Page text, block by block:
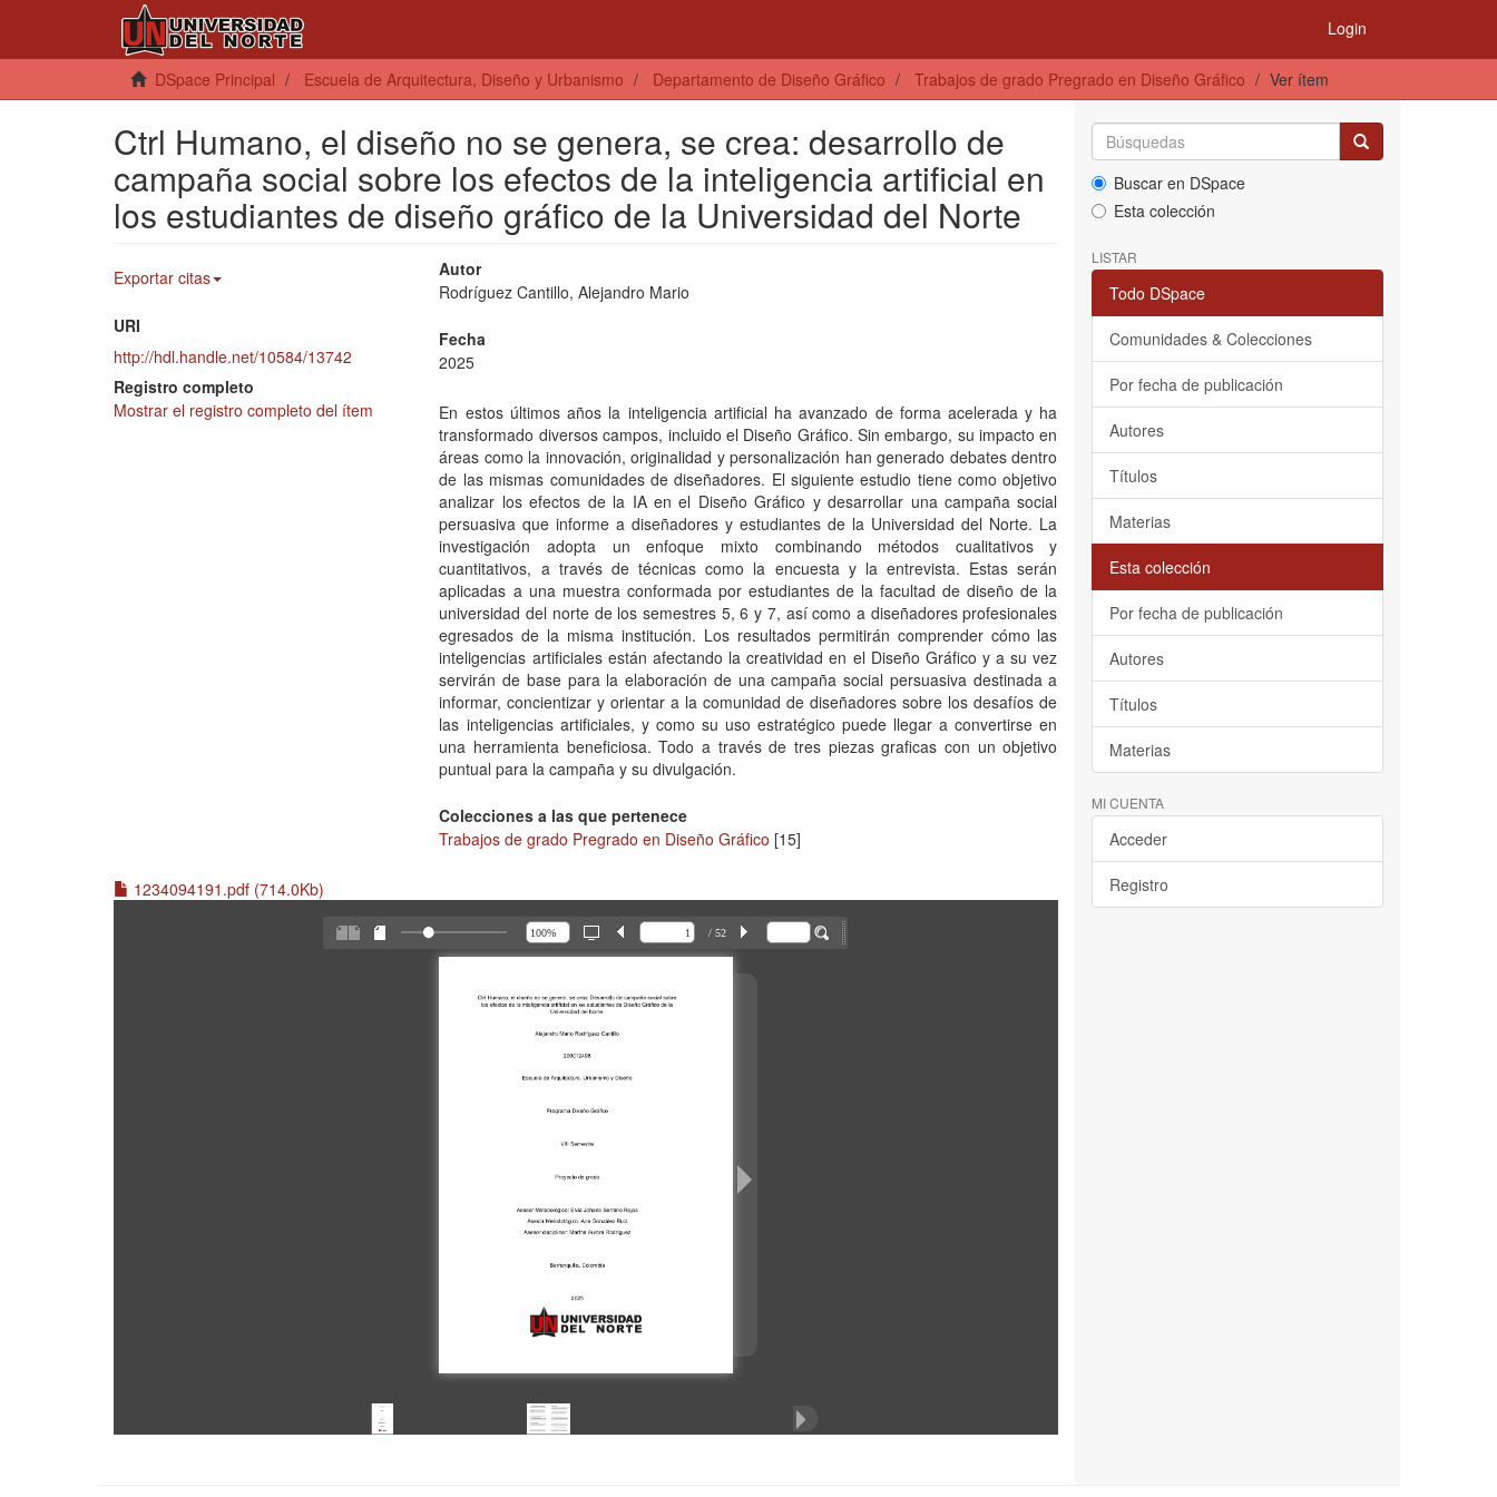
Login
DSpace Principal Escuela de Arquitectura, Diseño y Urbanismo Departamento de Diseño Gráfico Trabajos de grado Pregrado en Diseño Gráfico Ver ítem
Ctrl Humano, el diseño no se genera, se crea: desarrollo de
campaña social sobre los efectos de la inteligencia artificial en
los estudiantes de diseño gráfico de la Universidad del Norte
Exportar citas
URI
http://hdl.handle.net/10584/13742
Registro completo
Mostrar el registro completo del ítem
Autor
Rodríguez Cantillo, Alejandro Mario
Fecha
2025
En estos últimos años la inteligencia artificial ha avanzado de forma acelerada y ha
transformado diversos campos, incluido el Diseño Gráfico. Sin embargo, su impacto en
áreas como la innovación, originalidad y personalización han generado debates dentro
de las mismas comunidades de diseñadores. El siguiente estudio tiene como objetivo
analizar los efectos de la IA en el Diseño Gráfico y desarrollar una campaña social
persuasiva que informe a diseñadores y estudiantes de la Universidad del Norte. La
investigación adopta un enfoque mixto combinando métodos cualitativos y
cuantitativos, a través de técnicas como la encuesta y la entrevista. Estas serán
aplicadas a una muestra conformada por estudiantes de la facultad de diseño de la
universidad del norte de los semestres 5, 6 y 7, así como a diseñadores profesionales
egresados de la misma institución. Los resultados permitirán comprender cómo las
inteligencias artificiales están afectando la creatividad en el Diseño Gráfico y a su vez
servirán de base para la elaboración de una campaña social persuasiva destinada a
informar, concientizar y orientar a la comunidad de diseñadores sobre los desafíos de
las inteligencias artificiales, y como su uso estratégico puede llegar a convertirse en
una herramienta beneficiosa. Todo a través de tres piezas graficas con un objetivo
puntual para la campaña y su divulgación.
Colecciones a las que pertenece
Trabajos de grado Pregrado en Diseño Gráfico [15]
1234094191.pdf (714.0Kb)
/ 52
Buscar en DSpace
Esta colección
LISTAR
Todo DSpace
Comunidades & Colecciones
Por fecha de publicación
Autores
Títulos
Materias
Esta colección
Por fecha de publicación
Autores
Títulos
Materias
MI CUENTA
Acceder
Registro